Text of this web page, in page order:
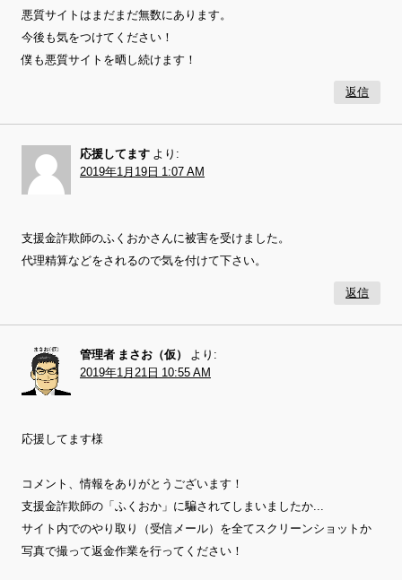
悪質サイトはまだまだ無数にあります。
今後も気をつけてください！
僕も悪質サイトを晒し続けます！
返信
応援してます より:
2019年1月19日 1:07 AM
支援金詐欺師のふくおかさんに被害を受けました。
代理精算などをされるので気を付けて下さい。
返信
管理者 まさお（仮）
より:
2019年1月21日 10:55 AM
応援してます様
コメント、情報をありがとうございます！
支援金詐欺師の「ふくおか」に騙されてしまいましたか...
サイト内でのやり取り（受信メール）を全てスクリーンショットか
写真で撮って返金作業を行ってください！